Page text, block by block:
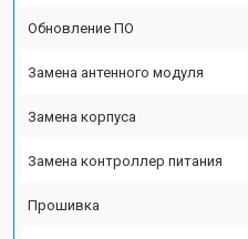
Обновление ПО
Замена антенного модуля
Замена корпуса
Замена контроллер питания
Прошивка